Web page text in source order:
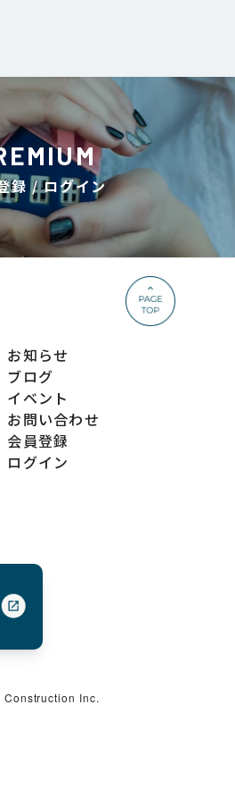
録 / ログイン
お知らせ
ブログ
イベント
お問い合わせ
会員登録
ログイン
Inc.